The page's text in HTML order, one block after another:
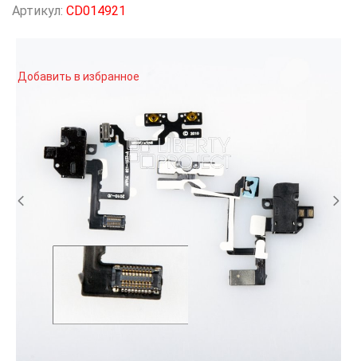
Артикул: CD014921
Добавить в избранное